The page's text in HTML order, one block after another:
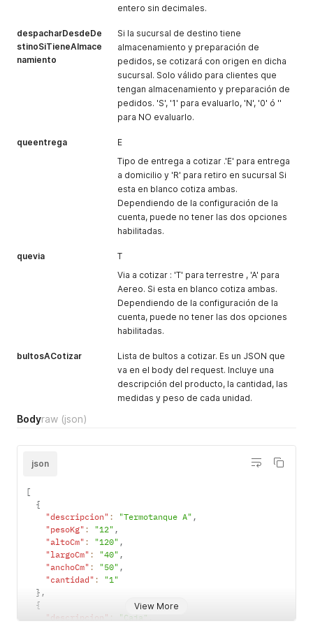
entero sin decimales.
despacharDesdeDe
stinoSiTieneAlmace
namiento
Si la sucursal de destino tiene
almacenamiento y preparación de
pedidos, se cotizará con origen en dicha
sucursal. Solo válido para clientes que
tengan almacenamiento y preparación de
pedidos. 'S', '1' para evaluarlo, 'N', '0' ó ''
para NO evaluarlo.
queentrega
E
Tipo de entrega a cotizar .'E' para entrega
a domicilio y 'R' para retiro en sucursal Si
esta en blanco cotiza ambas.
Dependiendo de la configuración de la
cuenta, puede no tener las dos opciones
habilitadas.
quevia
T
Via a cotizar : 'T' para terrestre , 'A' para
Aereo. Si esta en blanco cotiza ambas.
Dependiendo de la configuración de la
cuenta, puede no tener las dos opciones
habilitadas.
bultosACotizar
Lista de bultos a cotizar. Es un JSON que
va en el body del request. Incluye una
descripción del producto, la cantidad, las
medidas y peso de cada unidad.
Bodyraw (json)
View More
json
[
{
"descripcion" : "Termotanque A" ,
"pesoKg" : "12" ,
"altoCm" : "120" ,
"largoCm" : "40" ,
"anchoCm" : "50" ,
"cantidad" :
"1"
} ,
{
"descripcion" : "Caja"